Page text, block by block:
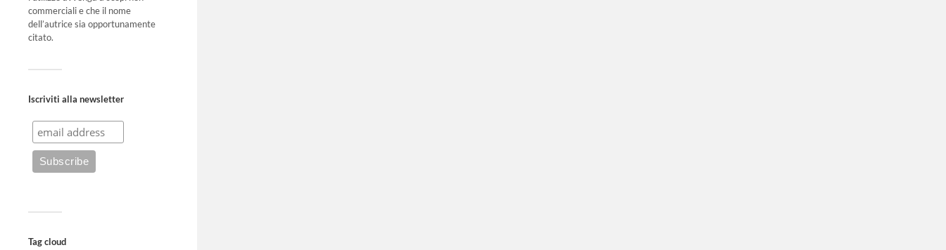
commerciali e che il nome
dell’autrice sia opportunamente
citato.
Iscriviti alla newsletter
Tag cloud